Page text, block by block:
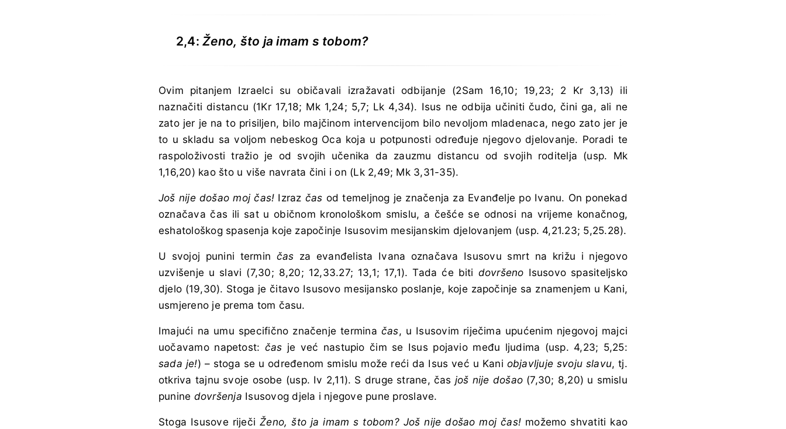
2,4:Ženo, što ja imam s tobom?
Ovim pitanjem Izraelci su običavali izražavati odbijanje (2Sam 16,10; 19,23; 2 Kr 3,13) ili
naznačiti distancu (1Kr 17,18; Mk 1,24; 5,7; Lk 4,34). Isus ne odbija učiniti čudo, čini ga, ali ne
zato jer je na to prisiljen, bilo majčinom intervencijom bilo nevoljom mladenaca, nego zato jer je
to u skladu sa voljom nebeskog Oca koja u potpunosti određuje njegovo djelovanje. Poradi te
raspoloživosti tražio je od svojih učenika da zauzmu distancu od svojih roditelja (usp. Mk
1,16,20) kao što u više navrata čini i on (Lk 2,49; Mk 3,31-35).
Još nije došao moj čas! Izraz čas od temeljnog je značenja za Evanđelje po Ivanu. On ponekad
označava čas ili sat u običnom kronološkom smislu, a češće se odnosi na vrijeme konačnog,
eshatološkog spasenja koje započinje Isusovim mesijanskim djelovanjem (usp. 4,21.23; 5,25.28).
U svojoj punini termin čas za evanđelista Ivana označava Isusovu smrt na križu i njegovo
uzvišenje u slavi (7,30; 8,20; 12,33.27; 13,1; 17,1). Tada će biti dovršeno Isusovo spasiteljsko
djelo (19,30). Stoga je čitavo Isusovo mesijansko poslanje, koje započinje sa znamenjem u Kani,
usmjereno je prema tom času.
Imajući na umu specifično značenje termina čas, u Isusovim riječima upućenim njegovoj majci
uočavamo napetost: čas je već nastupio čim se Isus pojavio među ljudima (usp. 4,23; 5,25:
sada je!) – stoga se u određenom smislu može reći da Isus već u Kani objavljuje svoju slavu, tj.
otkriva tajnu svoje osobe (usp. Iv 2,11). S druge strane, čas još nije došao (7,30; 8,20) u smislu
punine dovršenja Isusovog djela i njegove pune proslave.
Stoga Isusove riječiŽeno, što ja imam s tobom? Još nije došao moj čas! možemo shvatiti kao